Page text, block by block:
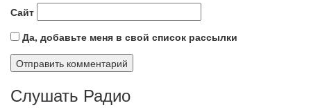
Сайт
Да, добавьте меня в свой список рассылки
Слушать Радио